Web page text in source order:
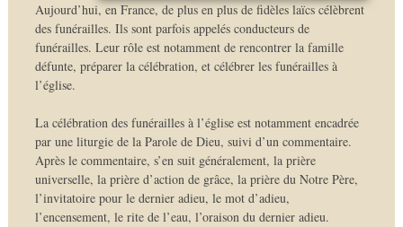
Aujourd’hui, en France, de plus en plus de fidèles laïcs célèbrent
des funérailles. Ils sont parfois appelés conducteurs de
funérailles. Leur rôle est notamment de rencontrer la famille
défunte, préparer la célébration, et célébrer les funérailles à
l’église.
La célébration des funérailles à l’église est notamment encadrée
par une liturgie de la Parole de Dieu, suivi d’un commentaire.
Après le commentaire, s’en suit généralement, la prière
universelle, la prière d’action de grâce, la prière du Notre Père,
l’invitatoire pour le dernier adieu, le mot d’adieu,
l’encensement, le rite de l’eau, l’oraison du dernier adieu.